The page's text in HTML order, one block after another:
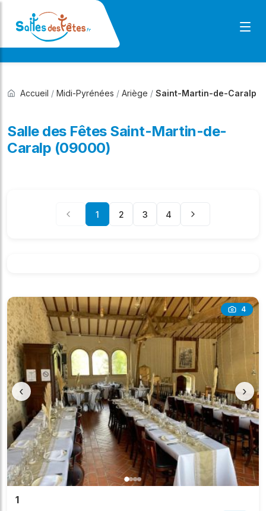
Accueil / Midi-Pyrénées / Ariège / Saint-Martin-de-Caralp
Salle des Fêtes Saint-Martin-de-
Caralp (09000)
1 2 3 4
4
‹ ›
1